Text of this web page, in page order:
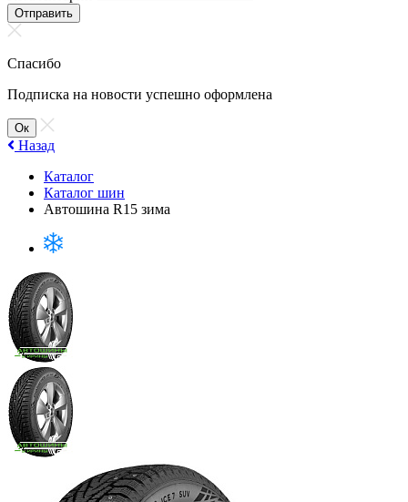
Отправить
Спасибо
Подписка на новости успешно оформлена
Ок
Назад
Каталог
Каталог шин
Автошина R15 зима